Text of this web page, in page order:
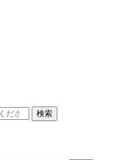
検索